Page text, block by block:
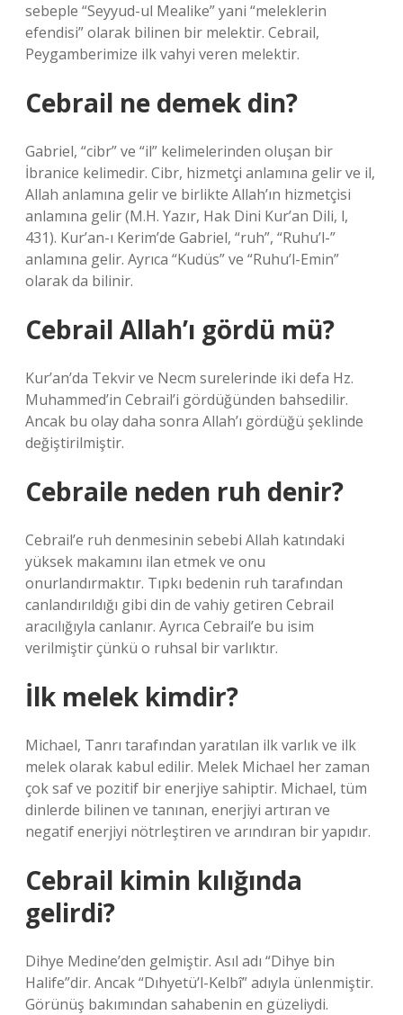
sebeple “Seyyud-ul Mealike” yani “meleklerin
efendisi” olarak bilinen bir melektir. Cebrail,
Peygamberimize ilk vahyi veren melektir.
Cebrail ne demek din?
Gabriel, “cibr” ve “il” kelimelerinden oluşan bir
İbranice kelimedir. Cibr, hizmetçi anlamına gelir ve il,
Allah anlamına gelir ve birlikte Allah’ın hizmetçisi
anlamına gelir (M.H. Yazır, Hak Dini Kur’an Dili, l,
431). Kur’an-ı Kerim’de Gabriel, “ruh”, “Ruhu’l-”
anlamına gelir. Ayrıca “Kudüs” ve “Ruhu’l-Emin”
olarak da bilinir.
Cebrail Allah’ı gördü mü?
Kur’an’da Tekvir ve Necm surelerinde iki defa Hz.
Muhammed’in Cebrail’i gördüğünden bahsedilir.
Ancak bu olay daha sonra Allah’ı gördüğü şeklinde
değiştirilmiştir.
Cebraile neden ruh denir?
Cebrail’e ruh denmesinin sebebi Allah katındaki
yüksek makamını ilan etmek ve onu
onurlandırmaktır. Tıpkı bedenin ruh tarafından
canlandırıldığı gibi din de vahiy getiren Cebrail
aracılığıyla canlanır. Ayrıca Cebrail’e bu isim
verilmiştir çünkü o ruhsal bir varlıktır.
İlk melek kimdir?
Michael, Tanrı tarafından yaratılan ilk varlık ve ilk
melek olarak kabul edilir. Melek Michael her zaman
çok saf ve pozitif bir enerjiye sahiptir. Michael, tüm
dinlerde bilinen ve tanınan, enerjiyi artıran ve
negatif enerjiyi nötrleştiren ve arındıran bir yapıdır.
Cebrail kimin kılığında
gelirdi?
Dihye Medine’den gelmiştir. Asıl adı “Dihye bin
Halife”dir. Ancak “Dıhyetü’l-Kelbî” adıyla ünlenmiştir.
Görünüş bakımından sahabenin en güzeliydi.